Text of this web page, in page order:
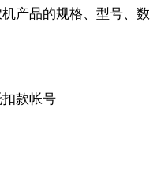
产品的规格、型号、数
款帐号